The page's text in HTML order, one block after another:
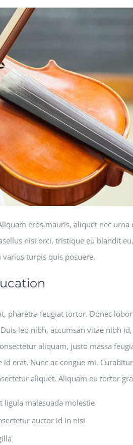
eros mauris, aliquet nec
nisi orci, tristique eu blandit
turpis quis posuere.
pharetra feugiat tortor. Donec
leo nibh, accumsan vitae nibh
aliquam, justo massa
erat. Nunc ac congue mi.
aliquet. Aliquam eu tortor
ligula malesuada molestie
auctor id in nisi